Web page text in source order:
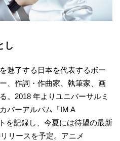
し
魅了する日本を代表するボー
、作詞・作曲家、執筆家、画
。2018 年よりユニバーサルミ
バーアルバム「IM A
を記録し、今夏には待望の最新
リースを予定。アニメ